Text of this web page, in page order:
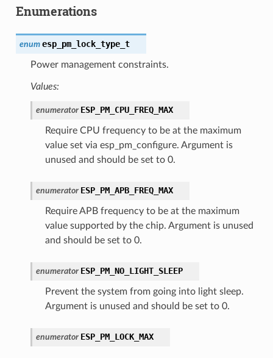
Enumerations
enum esp_pm_lock_type_t
Power management constraints.
Values:
enumerator ESP_PM_CPU_FREQ_MAX
Require CPU frequency to be at the maximum
value set via esp_pm_configure. Argument is
unused and should be set to 0.
enumerator ESP_PM_APB_FREQ_MAX
Require APB frequency to be at the maximum
value supported by the chip. Argument is unused
and should be set to 0.
enumerator ESP_PM_NO_LIGHT_SLEEP
Prevent the system from going into light sleep.
Argument is unused and should be set to 0.
enumerator ESP_PM_LOCK_MAX